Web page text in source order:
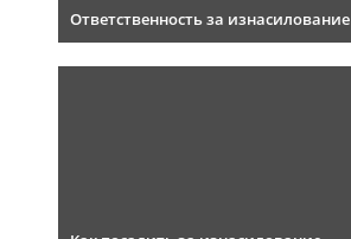
Ответственность за изнасилование